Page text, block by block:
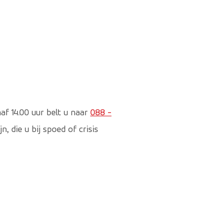
14.00 uur belt u naar 088 -
die u bij spoed of crisis